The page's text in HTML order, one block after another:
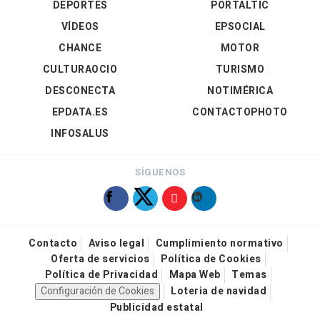
DEPORTES
VÍDEOS
PORTALTIC
EPSOCIAL
CHANCE
CULTURAOCIO
DESCONECTA
EPDATA.ES
INFOSALUS
MOTOR
TURISMO
NOTIMÉRICA
CONTACTOPHOTO
SÍGUENOS
Contacto Aviso legal
Cumplimiento normativo
Oferta de servicios
Política de Cookies
Política de Privacidad
Mapa Web
Temas
Configuración de Cookies
Loteria de navidad
Publicidad estatal